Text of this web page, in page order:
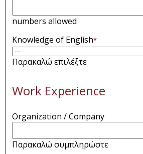
numbers allowed
Knowledge of English*
Παρακαλώ επιλέξτε
Work Experience
Organization / Company
Παρακαλώ συμπληρώστε